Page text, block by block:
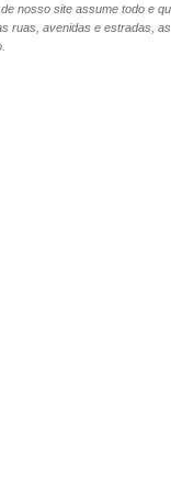
nosso site assume todo e
ruas, avenidas e estradas,